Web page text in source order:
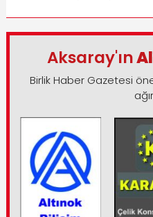
Aksaray'ın
Birlik Haber Gazetesi